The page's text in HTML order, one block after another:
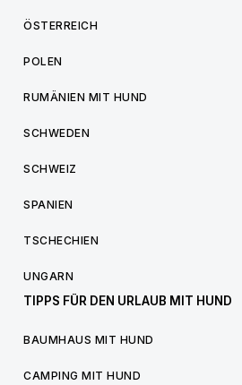
ÖSTERREICH
POLEN
RUMÄNIEN MIT HUND
SCHWEDEN
SCHWEIZ
SPANIEN
TSCHECHIEN
UNGARN
TIPPS FÜR DEN URLAUB MIT HUND
BAUMHAUS MIT HUND
CAMPING MIT HUND